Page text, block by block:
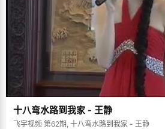
十八弯水路到我家 - 王静
飞宇视频 第62期, 十八弯水路到我家 - 王静